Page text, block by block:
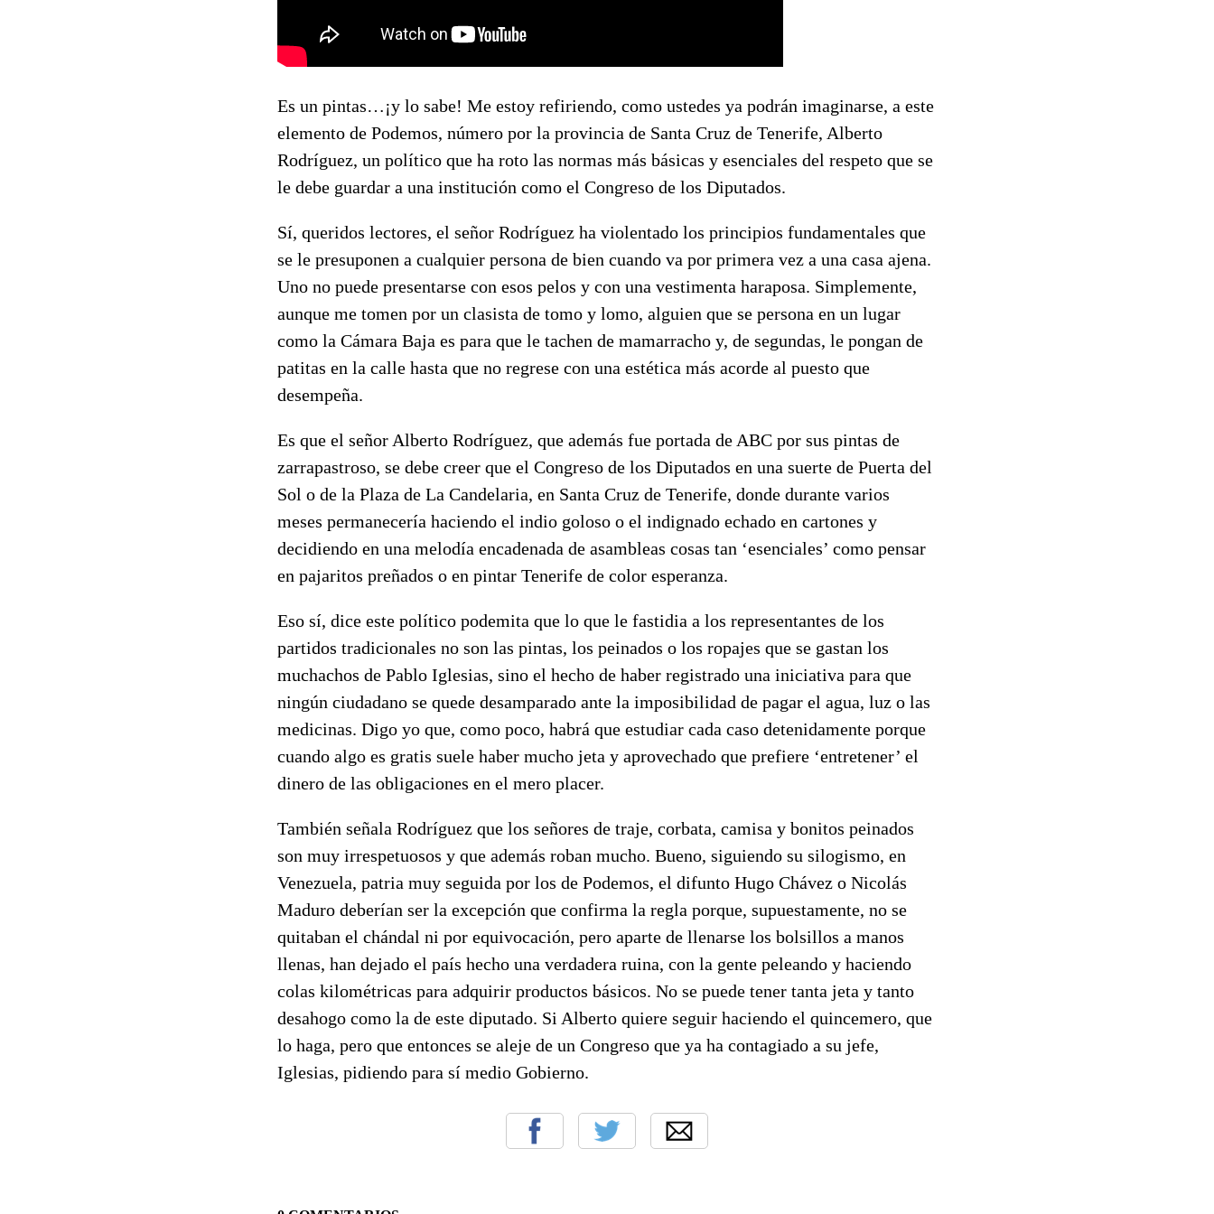
Es un pintas…¡y lo sabe! Me estoy refiriendo, como ustedes ya podrán imaginarse, a este
elemento de Podemos, número por la provincia de Santa Cruz de Tenerife, Alberto
Rodríguez, un político que ha roto las normas más básicas y esenciales del respeto que se
le debe guardar a una institución como el Congreso de los Diputados.
Sí, queridos lectores, el señor Rodríguez ha violentado los principios fundamentales que
se le presuponen a cualquier persona de bien cuando va por primera vez a una casa ajena.
Uno no puede presentarse con esos pelos y con una vestimenta haraposa. Simplemente,
aunque me tomen por un clasista de tomo y lomo, alguien que se persona en un lugar
como la Cámara Baja es para que le tachen de mamarracho y, de segundas, le pongan de
patitas en la calle hasta que no regrese con una estética más acorde al puesto que
desempeña.
Es que el señor Alberto Rodríguez, que además fue portada de ABC por sus pintas de
zarrapastroso, se debe creer que el Congreso de los Diputados en una suerte de Puerta del
Sol o de la Plaza de La Candelaria, en Santa Cruz de Tenerife, donde durante varios
meses permanecería haciendo el indio goloso o el indignado echado en cartones y
decidiendo en una melodía encadenada de asambleas cosas tan ‘esenciales’ como pensar
en pajaritos preñados o en pintar Tenerife de color esperanza.
Eso sí, dice este político podemita que lo que le fastidia a los representantes de los
partidos tradicionales no son las pintas, los peinados o los ropajes que se gastan los
muchachos de Pablo Iglesias, sino el hecho de haber registrado una iniciativa para que
ningún ciudadano se quede desamparado ante la imposibilidad de pagar el agua, luz o las
medicinas. Digo yo que, como poco, habrá que estudiar cada caso detenidamente porque
cuando algo es gratis suele haber mucho jeta y aprovechado que prefiere ‘entretener’ el
dinero de las obligaciones en el mero placer.
También señala Rodríguez que los señores de traje, corbata, camisa y bonitos peinados
son muy irrespetuosos y que además roban mucho. Bueno, siguiendo su silogismo, en
Venezuela, patria muy seguida por los de Podemos, el difunto Hugo Chávez o Nicolás
Maduro deberían ser la excepción que confirma la regla porque, supuestamente, no se
quitaban el chándal ni por equivocación, pero aparte de llenarse los bolsillos a manos
llenas, han dejado el país hecho una verdadera ruina, con la gente peleando y haciendo
colas kilométricas para adquirir productos básicos. No se puede tener tanta jeta y tanto
desahogo como la de este diputado. Si Alberto quiere seguir haciendo el quincemero, que
lo haga, pero que entonces se aleje de un Congreso que ya ha contagiado a su jefe,
Iglesias, pidiendo para sí medio Gobierno.